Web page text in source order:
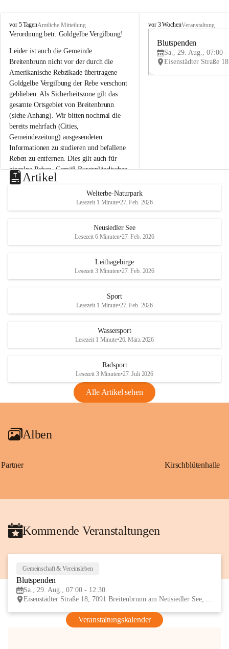
B
r
i
t
e
n
b
r
u
n
n
a
m
N
e
u
s
d
S
vor 5 TagenAmtliche Mitteilung
Verordnung betr. Goldgelbe Vergilbung!
Leider ist auch die Gemeinde
Breitenbrunn nicht vor der durch die
Amerikanische Rebzikade übertragene
Goldgelbe Vergilbung der Rebe verschont
geblieben. Als Sicherheitszone gilt das
gesamte Ortsgebiet von Breitenbrunn
(siehe Anhang). Wir bitten nochmal die
bereits mehrfach (Cities,
Gemeindezeitung) ausgesendeten
Informationen zu studieren und befallene
Reben zu entfernen. Dies gilt auch für
einzelne Reben. Gemäß Burgenländischen
Weinbaugesetz sind nicht gepflegte oder
unzulässige Weingärten zu roden! Bitte
helfen wir zusammen um unsere Winzer
vor den prognostizierten Ernteausfällen
und den daraus folgenden wirtschaftlichen
Maßnahmen zur Bekämpfung
Rebe und der Amerikanischen
Anhang VBl. EU Nr. 18
1 Seite•1,4 MB
VBl. EU Nr. 18_2026
B
e
u
e
d
r
S
vor 3 WochenVeranstaltung
Blutspenden
Sa., 29. Aug., 07:00 -
Artikel
Welterbe-Naturpark
Lesezeit 1 Minute•27. Feb. 2026
Neusiedler See
Lesezeit 6 Minuten•27. Feb. 2026
Leithagebirge
Lesezeit 3 Minuten•27. Feb. 2026
Sport
Lesezeit 1 Minute•27. Feb. 2026
Wassersport
Lesezeit 1 Minute•26. März 2026
Radsport
Lesezeit 3 Minuten•27. Juli 2026
Alle Artikel sehen
Alben
Partner Kirschblütenhalle
Kommende Veranstaltungen
Gemeinschaft & Vereinsleben
Blutspenden
Sa., 29. Aug., 07:00 - 12:30
Eisenstädter Straße 18, 7091 Breitenbrunn am Neusiedler See, AUT
Veranstaltungskalender